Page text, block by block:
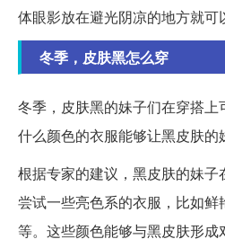
体眼影放在避光阴凉的地方就可
冬季，皮肤黑怎么穿
冬季，皮肤黑的妹子们在穿搭
什么颜色的衣服能够让黑皮肤的
根据专家的建议，黑皮肤的妹
尝试一些亮色系的衣服，比如
等。这些颜色能够与黑皮肤形